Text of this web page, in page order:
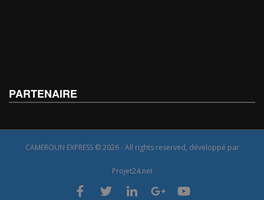
PARTENAIRE
CAMEROUN EXPRESS © 2026 - All rights reserved, développé par
Projet24.net